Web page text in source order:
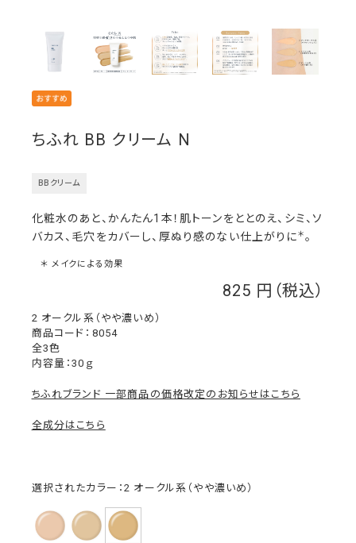
ちふれ BB クリーム N
BBクリーム
825
8054
2 オークル系（やや濃いめ）
化粧水のあと、かんたん1本！肌トーンをととのえ、シミ、ソ
バカス、毛穴をカバーし、厚ぬり感のない仕上がりに＊。
＊ メイクによる効果
全3色
内容量：30ｇ
ちふれブランド 一部商品の価格改定のお知らせはこちら
全成分はこちら
選択されたカラー：2 オークル系（やや濃いめ）